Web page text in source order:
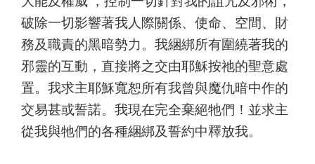
破除一切影響著我人際關係、使命、空間、財
務及職責的黑暗勢力。我綑綁所有圍繞著我的
邪靈的互動，直接將之交由耶穌按祂的聖意處
置。我求主耶穌寬恕所有我曾與魔仇暗中作的
交易甚或誓諾。我現在完全棄絕牠們！並求主
從我與牠們的各種綑綁及誓約中釋放我。